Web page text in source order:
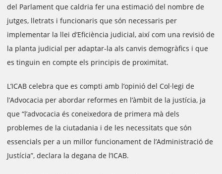
del Parlament que caldria fer una estimació del nombre de
jutges, lletrats i funcionaris que són necessaris per
implementar la llei d’Eficiència judicial, així com una revisió de
la planta judicial per adaptar-la als canvis demogràfics i que
es tinguin en compte els principis de proximitat.
L’ICAB celebra que es compti amb l’opinió del Col·legi de
l’Advocacia per abordar reformes en l’àmbit de la justícia, ja
que “l’advocacia és coneixedora de primera mà dels
problemes de la ciutadania i de les necessitats que són
essencials per a un millor funcionament de l’Administració de
Justícia”, declara la degana de l’ICAB.